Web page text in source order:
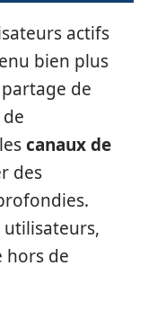
actifs
bien plus
de
canaux de
des
hors de